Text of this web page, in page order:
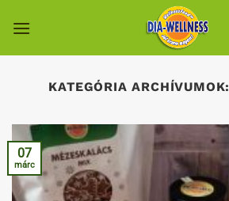
KATEGÓRIA ARCHÍVUMOK:
07
márc